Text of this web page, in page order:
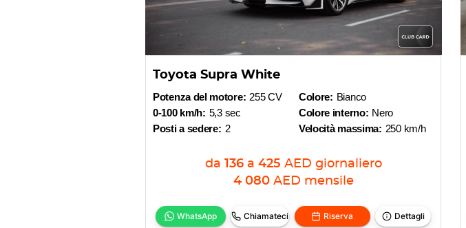
Toyota Supra White
Potenza del motore: 255 CV
0-100 km/h: 5,3 sec
Posti a sedere: 2
Colore: Bianco
Colore interno: Nero
Velocità massima: 250 km/h
da 136 a 425 AED giornaliero
4 080 AED mensile
WhatsApp Chiamateci Riserva Dettagli